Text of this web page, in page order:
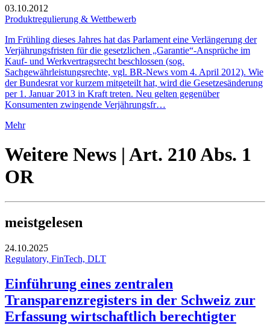
03.10.2012
Produktregulierung & Wettbewerb
Im Frühling dieses Jahres hat das Parlament eine Verlängerung der
Verjährungsfristen für die gesetzlichen „Garantie“-Ansprüche im
Kauf- und Werkvertragsrecht beschlossen (sog.
Sachgewährleistungsrechte, vgl. BR-News vom 4. April 2012). Wie
der Bundesrat vor kurzem mitgeteilt hat, wird die Gesetzesänderung
per 1. Januar 2013 in Kraft treten. Neu gelten gegenüber
Konsumenten zwingende Verjährungsfr…
Mehr
Weitere News | Art. 210 Abs. 1
OR
meistgelesen
24.10.2025
Regulatory, FinTech, DLT
Einführung eines zentralen
Transparenzregisters in der Schweiz zur
Erfassung wirtschaftlich berechtigter